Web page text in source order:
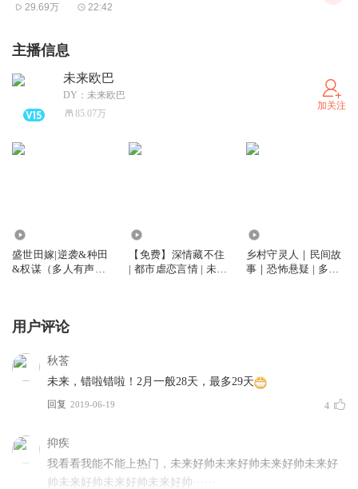
29.69万 22:42
主播信息
未来欧巴
DY：未来欧巴
85.07万
加关注
盛世田嫁|逆袭&种田
&权谋（多人有声
【免费】深情藏不住
| 都市虐恋言情 | 未来
乡村守灵人｜民间故
事｜恐怖悬疑 | 多人
用户评论
秋莟
未来，错啦错啦！2月一般28天，最多29天
回复 2019-06-19 4
抑疾
我看看我能不能上热门，未来好帅未来好帅未来好帅未来好
帅未来好帅未来好帅未来好帅······